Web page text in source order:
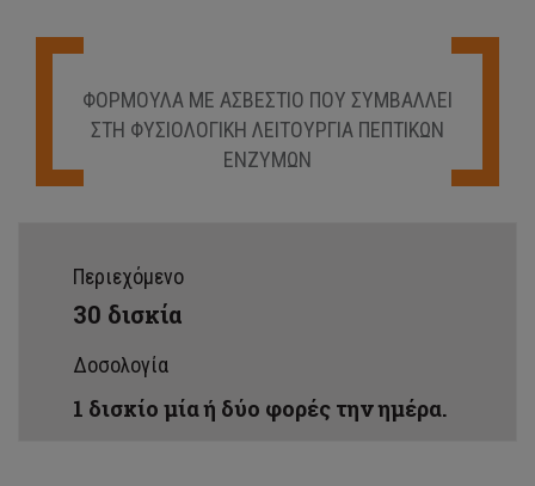
ΦΌΡΜΟΥΛΑ ΜΕ ΑΣΒΈΣΤΙΟ ΠΟΥ ΣΥΜΒΆΛΛΕΙ
ΣΤΗ ΦΥΣΙΟΛΟΓΙΚΉ ΛΕΙΤΟΥΡΓΊΑ ΠΕΠΤΙΚΏΝ
ΕΝΖΎΜΩΝ
Περιεχόμενο
30 δισκία
Δοσολογία
1 δισκίο μία ή δύο φορές την ημέρα.